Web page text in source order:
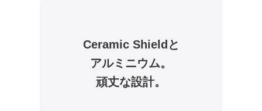
Ceramic Shieldと
アルミニウム。
頑丈な設計。